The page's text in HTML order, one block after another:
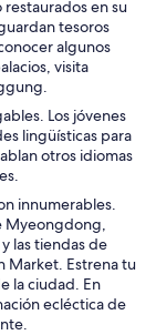
en su
tesoros
algunos
visita
Los jóvenes
lingüísticas para
otros idiomas
innumerables.
Myeongdong,
las tiendas de
Market. Estrena tu
la ciudad. En
ecléctica de